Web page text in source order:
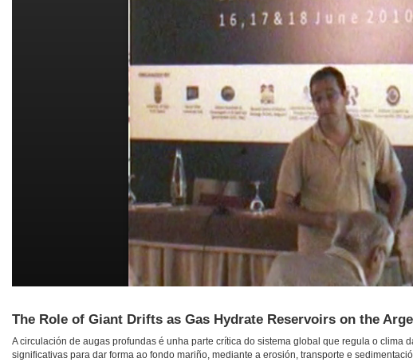
The Role of Giant Drifts as Gas Hydrate Reservoirs on the
A circulación de augas profundas é unha parte crítica do sistema global que regula o clima
significativas para dar forma ao fondo mariño, mediante a erosión, transporte e